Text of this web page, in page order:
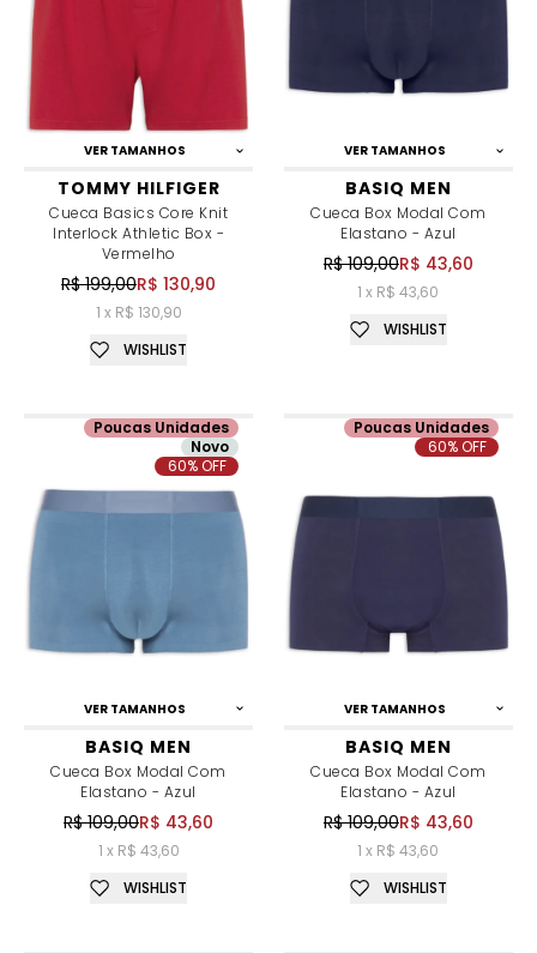
VER TAMANHOS
TOMMY HILFIGER
Cueca Basics Core Knit
Interlock Athletic Box -
Vermelho
R$ 199,00R$ 130,90
1 x R$ 130,90
WISHLIST
VER TAMANHOS
BASIQ MEN
Cueca Box Modal Com
Elastano - Azul
R$ 109,00R$ 43,60
1 x R$ 43,60
WISHLIST
VER TAMANHOS
BASIQ MEN
Cueca Box Modal Com
Elastano - Azul
R$ 109,00R$ 43,60
1 x R$ 43,60
Poucas Unidades
Novo
60% OFF
WISHLIST
VER TAMANHOS
BASIQ MEN
Cueca Box Modal Com
Elastano - Azul
R$ 109,00R$ 43,60
1 x R$ 43,60
Poucas Unidades
60% OFF
WISHLIST